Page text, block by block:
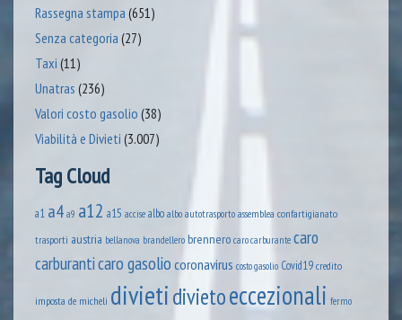
Rassegna stampa (651)
Senza categoria (27)
Taxi (11)
Unatras (236)
Valori costo gasolio (38)
Viabilità e Divieti (3.007)
Tag Cloud
a1 a4 a9 a12 a15 accise albo albo autotrasporto assemblea confartigianato
trasporti austria bellanova brandellero brennero caro carburante caro
carburanticaro gasoliocoronavirus costo gasolio Covid19credito
imposta de micheli divietidivietoeccezionali fermo